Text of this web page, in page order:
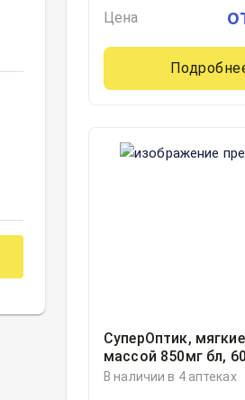
Цена
СуперОптик,
массой 850мг бл,
Фарма АО, Польша
В наличии в 4 аптеках